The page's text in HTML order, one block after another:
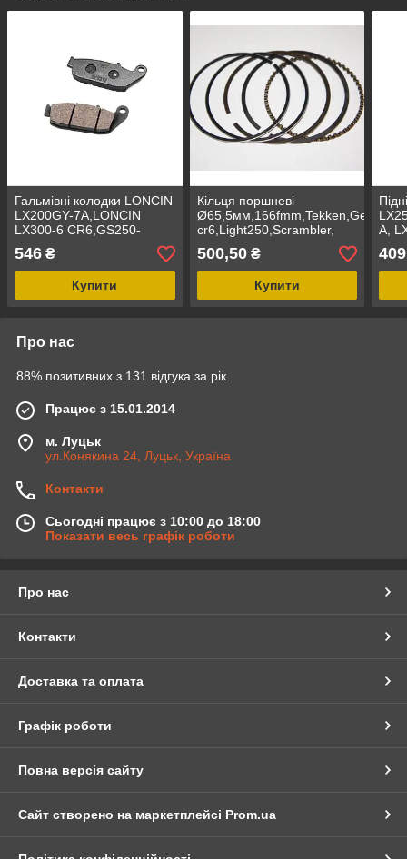
Гальмівні колодки LONCIN
LX200GY-7A,LONCIN
LX300-6 CR6,GS250-
2A,VOGE
300AC,300R,300RR,300DS,LIFAN
LF250-3R
546 ₴
Купити
Кільця поршневі
Ø65,5мм,166fmm,Tekken,Geon
cr6,Light250,Scrambler,
loncin lx250gy-3,loncin
lx250-15,
500,50₴
Купити
A,
Про нас
88% позитивних з 131 відгука за рік
Працює з 15.01.2014
м. Луцьк
ул.Конякина 24, Луцьк, Україна
Контакти
Сьогодні працює з 10:00 до 18:00
Показати весь графік роботи
Про нас
Контакти
Доставка та оплата
Графік роботи
Повна версія сайту
Сайт створено на маркетплейсі Prom.ua